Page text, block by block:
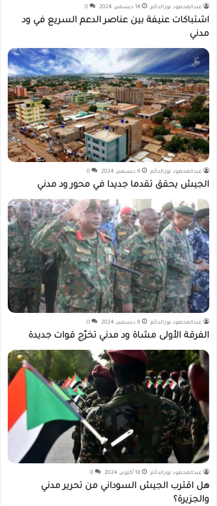
عبدالمحمود نورالدائم 14 ديسمبر، 2024 0
اشتباكات عنيفة بين عناصر الدعم السريع في ود
مدني
عبدالمحمود نورالدائم 6 ديسمبر، 2024 0
الجيش يحقق تقدما جديدا في محور ود مدني
عبدالمحمود نورالدائم 6 ديسمبر، 2024 0
الفرقة الأولى مشاة ود مدني تخرّج قوات جديدة
عبدالمحمود نورالدائم 18 أكتوبر، 2024 0
هل اقترب الجيش السوداني من تحرير مدني
والجزيرة؟